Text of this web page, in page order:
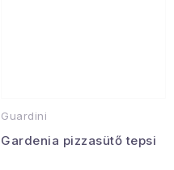
Guardini
Gardenia pizzasütő tepsi